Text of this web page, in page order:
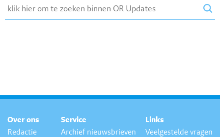
Over ons
Redactie
Service
Archief nieuwsbrieven
Links
Veelgestelde vragen